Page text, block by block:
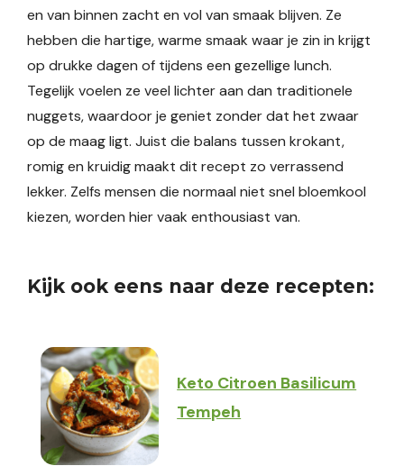
en van binnen zacht en vol van smaak blijven. Ze
hebben die hartige, warme smaak waar je zin in krijgt
op drukke dagen of tijdens een gezellige lunch.
Tegelijk voelen ze veel lichter aan dan traditionele
nuggets, waardoor je geniet zonder dat het zwaar
op de maag ligt. Juist die balans tussen krokant,
romig en kruidig maakt dit recept zo verrassend
lekker. Zelfs mensen die normaal niet snel bloemkool
kiezen, worden hier vaak enthousiast van.
Kijk ook eens naar deze recepten:
Keto Citroen Basilicum
Tempeh